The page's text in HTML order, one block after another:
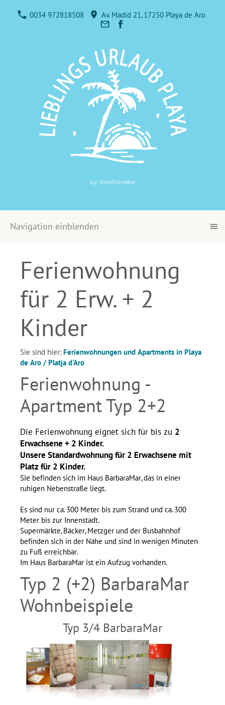
0034 972818508 Av. Madid 21, 17250 Playa de Aro
Navigation einblenden
Ferienwohnung
für 2 Erw. + 2
Kinder
Sie sind hier: Ferienwohnungen und Apartments in Playa
de Aro / Platja d'Aro
Ferienwohnung -
Apartment Typ 2+2
Die Ferienwohnung eignet sich für bis zu 2
Erwachsene + 2 Kinder.
Unsere Standardwohnung für 2 Erwachsene mit
Platz für 2 Kinder.
Sie befinden sich im Haus BarbaraMar, das in einer
ruhigen Nebenstraße liegt.
Es sind nur ca. 300 Meter bis zum Strand und ca. 300
Meter bis zur Innenstadt.
Supermärkte, Bäcker, Metzger und der Busbahnhof
befinden sich in der Nähe und sind in wenigen Minuten
zu Fuß erreichbar.
Im Haus BarbaraMar ist ein Aufzug vorhanden.
Typ 2 (+2) BarbaraMar
Wohnbeispiele
Typ 3/4 BarbaraMar